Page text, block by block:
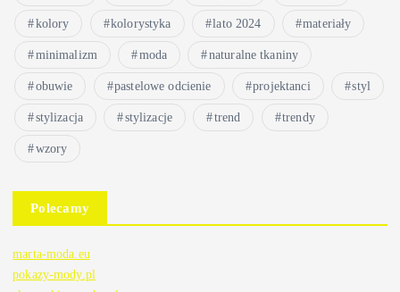
kolory kolorystyka lato 2024 materiały
minimalizm moda naturalne tkaniny
obuwie pastelowe odcienie projektanci styl
stylizacja stylizacje trend trendy
wzory
Polecamy
marta-moda.eu
pokazy-mody.pl